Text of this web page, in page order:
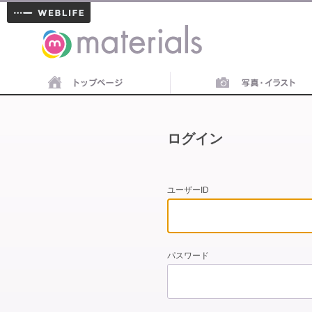
materials
ログイン
ユーザーID
パスワード